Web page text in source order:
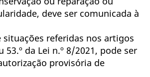
deve ser comunicada à
situações referidas nos artigos
53.º da Lei n.º 8/2021, pode ser
provisória de